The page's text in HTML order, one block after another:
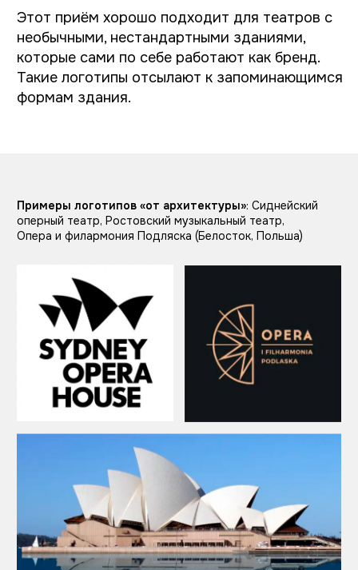
Название театра можно обыграть способами
типографики и сделать это по- разному.
Например, собрать композицию из первых
букв названия или выделить одну букву и
выразительно её оформить. Иногда для
более ёмкого брендинга изобретают новое
название: например Новосибирский
академический театр оперы и балета в
айдентике стали называть НОВАТ.
От названия
Примеры логотипов «от названия»: Театр Олега
Табакова (Москва), НОВАТ (Новосибирск), Урал Опера
Балет (Екатеринбург), Пермский театр оперы и
балета, Опера и Балет Фландрии, Нью-Йоркская Сити